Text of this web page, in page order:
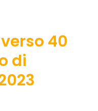
40
di